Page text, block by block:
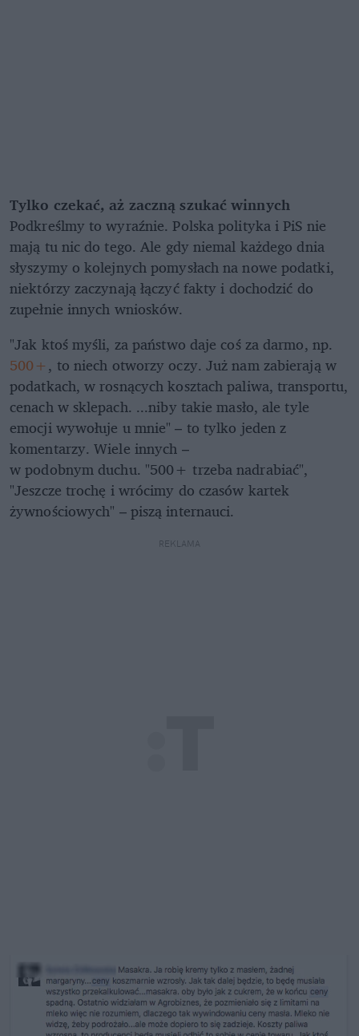
Tylko czekać, aż zaczną szukać winnych
Podkreślmy to wyraźnie. Polska polityka i PiS nie
mają tu nic do tego. Ale gdy niemal każdego dnia
słyszymy o kolejnych pomysłach na nowe podatki,
niektórzy zaczynają łączyć fakty i dochodzić do
zupełnie innych wniosków.
"Jak ktoś myśli, za państwo daje coś za darmo, np.
500+, to niech otworzy oczy. Już nam zabierają w
podatkach, w rosnących kosztach paliwa, transportu,
cenach w sklepach. ...niby takie masło, ale tyle
emocji wywołuje u mnie" – to tylko jeden z
komentarzy. Wiele innych –
w podobnym duchu. "500+ trzeba nadrabiać",
"Jeszcze trochę i wrócimy do czasów kartek
żywnościowych" – piszą internauci.
REKLAMA